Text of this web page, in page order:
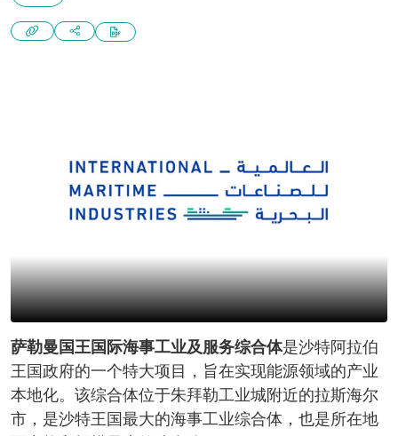
萨勒曼国王国际海事工业及服务综合体是沙特阿拉伯
王国政府的一个特大项目，旨在实现能源领域的产业
本地化。该综合体位于朱拜勒工业城附近的拉斯海尔
市，是沙特王国最大的海事工业综合体，也是所在地